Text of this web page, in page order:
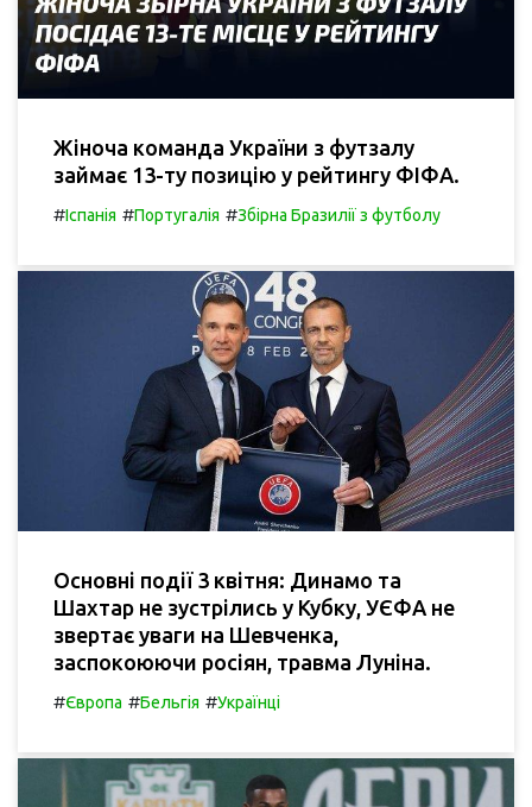
Жіноча команда України з футзалу
займає 13-ту позицію у рейтингу ФІФА.
#Іспанія #Португалія #Збірна Бразилії з футболу
Основні події 3 квітня: Динамо та
Шахтар не зустрілись у Кубку, УЄФА не
звертає уваги на Шевченка,
заспокоюючи росіян, травма Луніна.
#Європа #Бельгія #Українці